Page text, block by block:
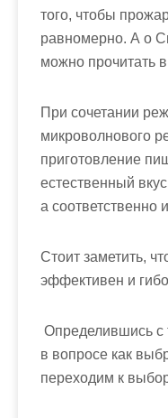
того, чтобы
равномерно. А о
можно прочитать в
При сочетании
микроволнового
приготовление
естественный
а соответственно
Стоит заметить,
эффективен и
Определившись с
в вопросе как
переходим к